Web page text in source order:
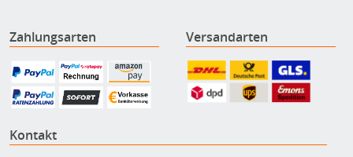
Zahlungsarten Versandarten
Kontakt